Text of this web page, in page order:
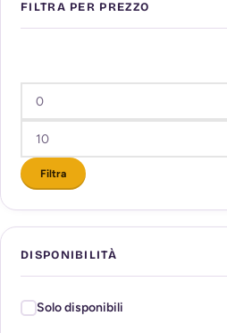
FILTRA PER PREZZO
Filtra
DISPONIBILITÀ
Solo disponibili